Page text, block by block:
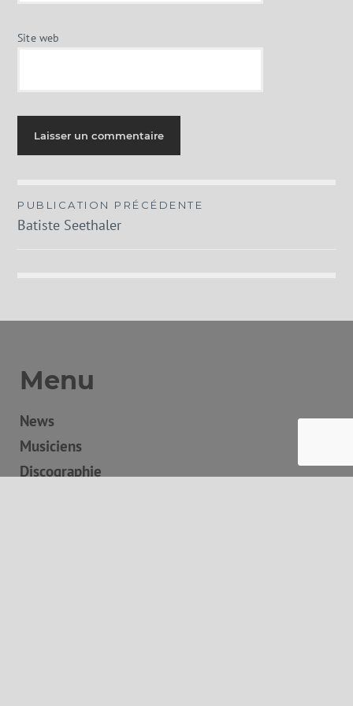
Site web
Navigation
de
PUBLICATION PRÉCÉDENTE
Batiste Seethaler
Menu
News
Musiciens
Discographie